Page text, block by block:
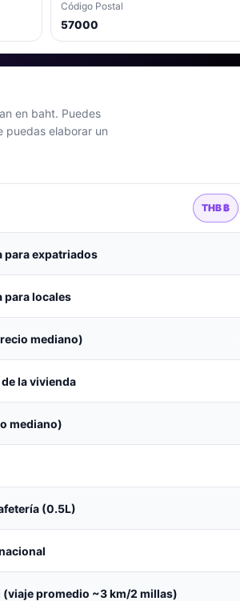
Código Postal
57000
en baht. Puedes
puedas elaborar un
THB ฿
para expatriados
para locales
mediano)
la vivienda
mediano)
(0.5L)
(viaje promedio ~3 km/2 millas)